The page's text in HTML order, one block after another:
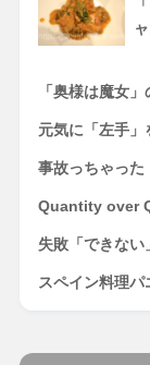
「奥様は魔女
元気に「左手」
事故っちゃった
Quantity over
失敗「できな
スペイン料理